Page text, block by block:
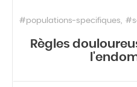
#populations-specifiques
Règles